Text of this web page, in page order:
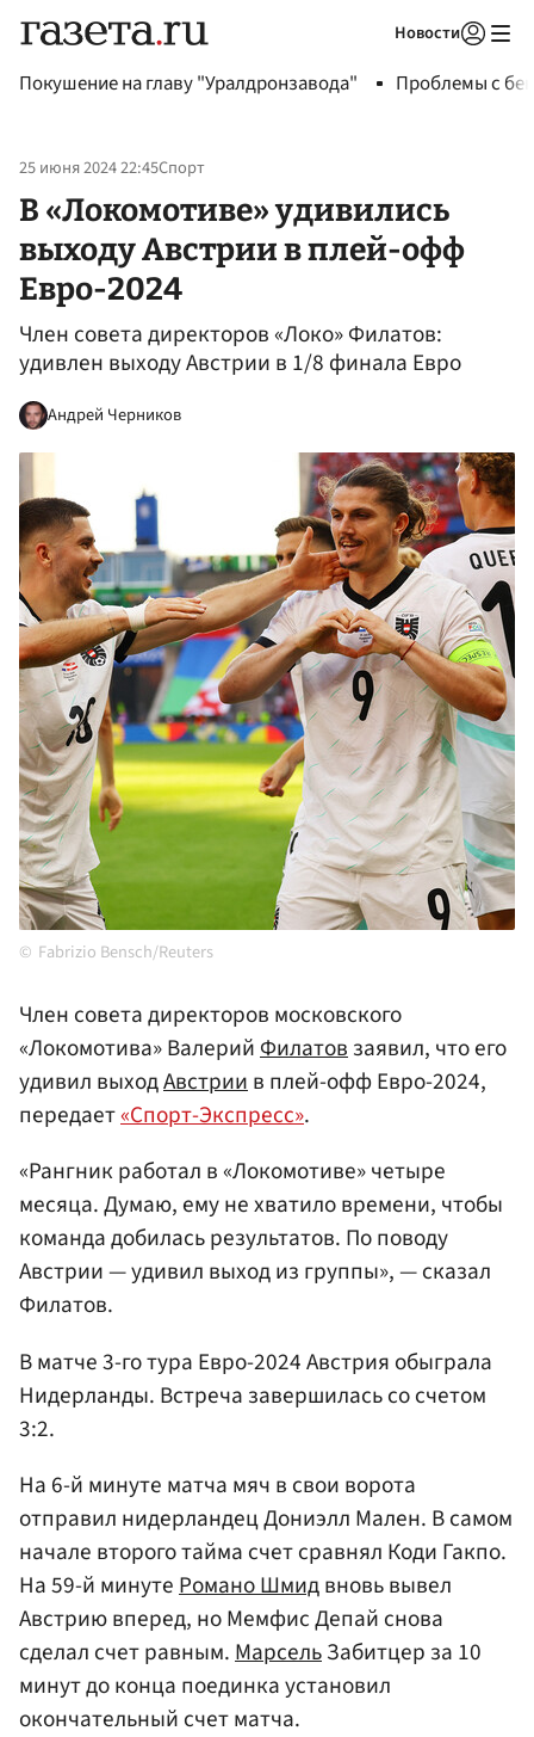
Новости
Покушение на главу "Уралдронзавода" Проблемы с
25 июня 2024 22:45Спорт
В «Локомотиве» удивились
выходу Австрии в плей-офф
Евро-2024
Член совета директоров «Локо» Филатов:
удивлен выходу Австрии в 1/8 финала Евро
Андрей Черников
Fabrizio Bensch/Reuters
Член совета директоров московского
«Локомотива» ВалерийФилатовзаявил, что его
удивил выходАвстриив плей-офф Евро-2024,
передает«Спорт-Экспресс».
«Рангник работал в «Локомотиве» четыре
месяца. Думаю, ему не хватило времени, чтобы
команда добилась результатов. По поводу
Австрии — удивил выход из группы», — сказал
Филатов.
В матче 3-го тура Евро-2024 Австрия обыграла
Нидерланды. Встреча завершилась со счетом
3:2.
На 6-й минуте матча мяч в свои ворота
отправил нидерландец Дониэлл Мален. В самом
начале второго тайма счет сравнял Коди Гакпо.
На 59-й минутеРомано Шмидвновь вывел
Австрию вперед, но Мемфис Депай снова
сделал счет равным.МарсельЗабитцер за 10
минут до конца поединка установил
окончательный счет матча.